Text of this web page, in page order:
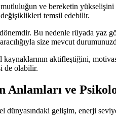
ve bereketin
değişiklikleri temsil edebilir.
Bu nedenle rüyada yaz
size mevcut
aktifleştiğini,
de olabilir.
Anlamları ve
gelişim, enerji